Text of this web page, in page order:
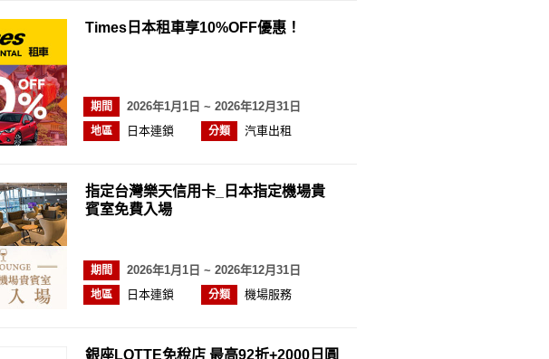
Times日本租車享10%OFF優惠！
期間 2026年1月1日 ~ 2026年12月31日
地區 日本連鎖 分類 汽車出租
指定台灣樂天信用卡_日本指定機場貴
賓室免費入場
期間 2026年1月1日 ~ 2026年12月31日
地區 日本連鎖 分類 機場服務
銀座LOTTE免稅店 最高92折+2000日圓